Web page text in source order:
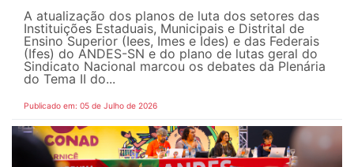
A atualização dos planos de luta dos setores das
Instituições Estaduais, Municipais e Distrital de
Ensino Superior (Iees, Imes e Ides) e das Federais
(Ifes) do ANDES-SN e do plano de lutas geral do
Sindicato Nacional marcou os debates da Plenária
do Tema II do...
Publicado em: 05 de Julho de 2026